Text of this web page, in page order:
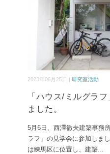
2023年06月25日 | 研究室活動
「ハウス/ミルグラ
ました。
5月6日、西澤徹夫建築事務
ラフ」の見学会に参加しま
は練馬区に位置し、建築...